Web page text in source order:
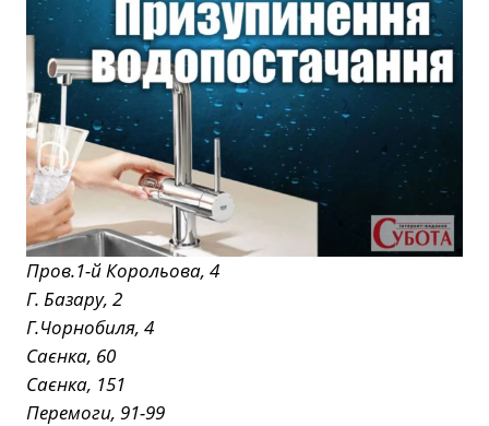
Пров.1-й Корольова, 4
Г. Базару, 2
Г.Чорнобиля, 4
Саєнка, 60
Саєнка, 151
Перемоги, 91-99